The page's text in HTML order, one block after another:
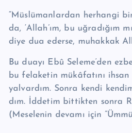
“Müslümanlardan herhangi
da, ‘Allah’ım, bu uğradığım
diye dua ederse, muhakkak
Bu duayı Ebû Seleme’den
bu felaketin mükâfatını ihsan
yalvardım. Sonra kendi
dım. İddetim bittikten sonra
(Meselenin de­vamı için